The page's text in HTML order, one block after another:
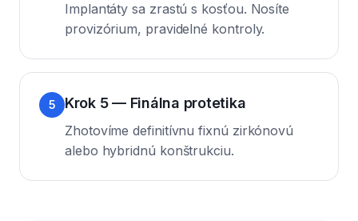
Implantáty sa zrastú s kosťou. Nosíte
provizórium, pravidelné kontroly.
5 Krok 5 — Finálna protetika
Zhotovíme definitívnu fixnú zirkónovú
alebo hybridnú konštrukciu.